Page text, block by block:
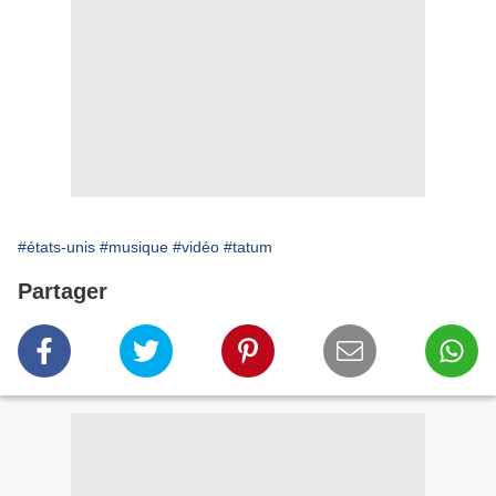
#états-unis #musique #vidéo #tatum
Partager